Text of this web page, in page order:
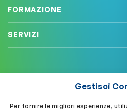
Gestisci
Per fornire le migliori esperienze,
FORMAZIONE
SERVIZI